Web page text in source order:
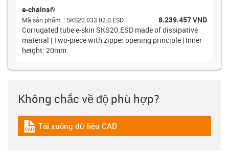
e-chains®
Mã sản phẩm. : SKS20.033.02.0.ESD
8.239.457 VND
Corrugated tube e-skin SKS20.ESD made of dissipative
material | Two-piece with zipper opening principle | Inner
height: 20mm
Không chắc về độ phù hợp?
igus-icon-cad-dateien
Tải xuống dữ liệu CAD